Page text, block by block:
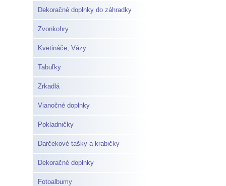
Dekoračné doplnky do záhradky
Zvonkohry
Kvetináče, Vázy
Tabuľky
Zrkadlá
Vianočné doplnky
Pokladničky
Darčekové tašky a krabičky
Dekoračné doplnky
Fotoalbumy